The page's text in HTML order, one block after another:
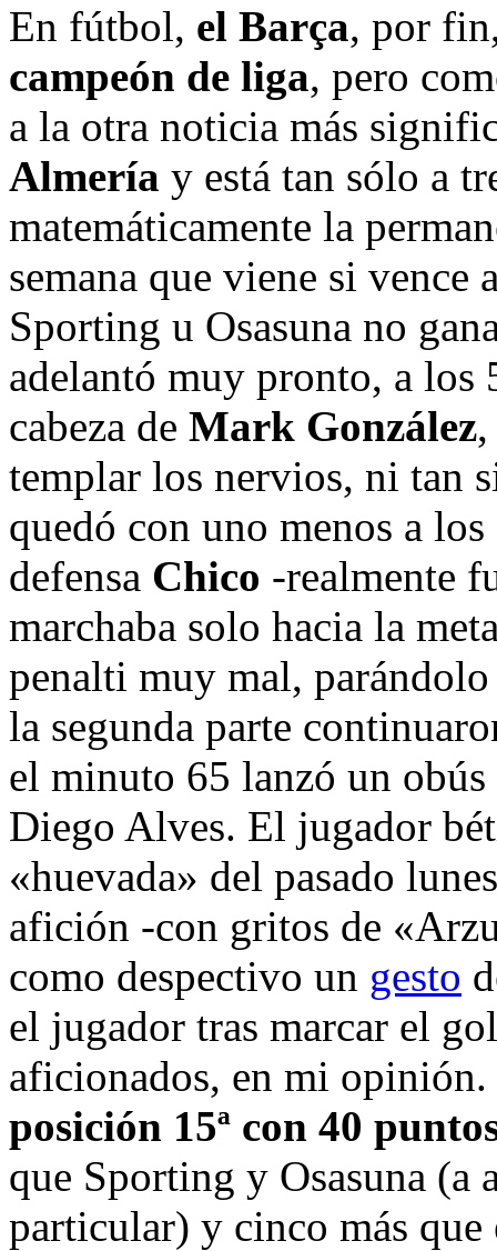
En fútbol, el Barça, por
campeón de liga, pero
a la otra noticia más
Almería y está tan sólo a
matemáticamente la
semana que viene si
Sporting u Osasuna no
adelantó muy pronto, a
cabeza de Mark González
templar los nervios, ni tan
quedó con uno menos a
defensa Chico -realmente
marchaba solo hacia la
penalti muy mal,
la segunda parte
el minuto 65 lanzó un obús
Diego Alves. El jugador
«huevada» del pasado
afición -con gritos de
como despectivo un gesto
el jugador tras marcar el
aficionados, en mi
posición 15ª con 40
que Sporting y Osasuna (a
particular) y cinco más que